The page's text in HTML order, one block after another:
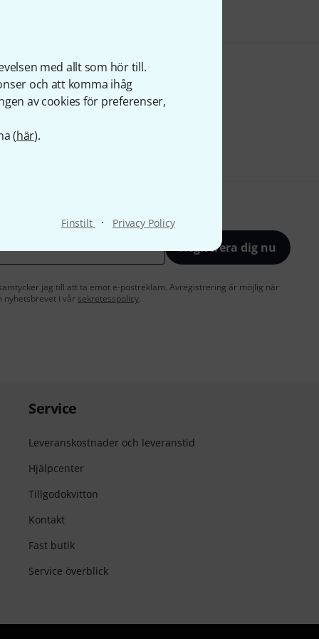
med allt som hör till.
och att komma ihåg
av cookies för preferenser,
(här).
Finstilt · Privacy Policy
Registrera dig nu
jag till att ta emot e-postreklam. Avregistrering är möjlig när
nyhetsbrevet i vår sekretesspolicy.
Service
Leveranskostnader och leveranstid
Hjälpcenter
Tillgodokvitton
Kontakt
Fast butik
Service överblick